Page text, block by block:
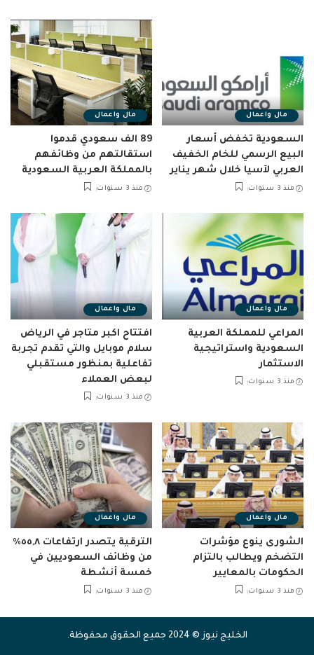
مال واعمال
السعودية تخفض أسعار
البيع الرسمي للخام الخفيف
العربي لآسيا خلال شهر يناير
منذ 3 سنوات
مال واعمال
89 الف سعودي قدموا
استقالتهم من وظائفهم
بالمملكة العربية السعودية
منذ 3 سنوات
مال واعمال
المراعي للمملكة العربية
السعودية واستراتيجية
الاستثمار
منذ 3 سنوات
مال واعمال
افتتاح اكبر متاجر في الرياض
سلام موبايل والتي تقدم تجربة
تفاعلية بمنظور مستقبلي
لبعض العملاء
منذ 3 سنوات
مال واعمال
الشورى ينوع مؤشرات
التضخم ويطالب بالتزام
الحكومات بالمعايير
منذ 3 سنوات
مال واعمال
الترقية يتصدر ارتفاعات ٥٥,٨٪
من وظائف السعوديين في
خمسة أنشطة
منذ 3 سنوات
الخليج نيوز © 2024 جميع الحقوق محفوظة.